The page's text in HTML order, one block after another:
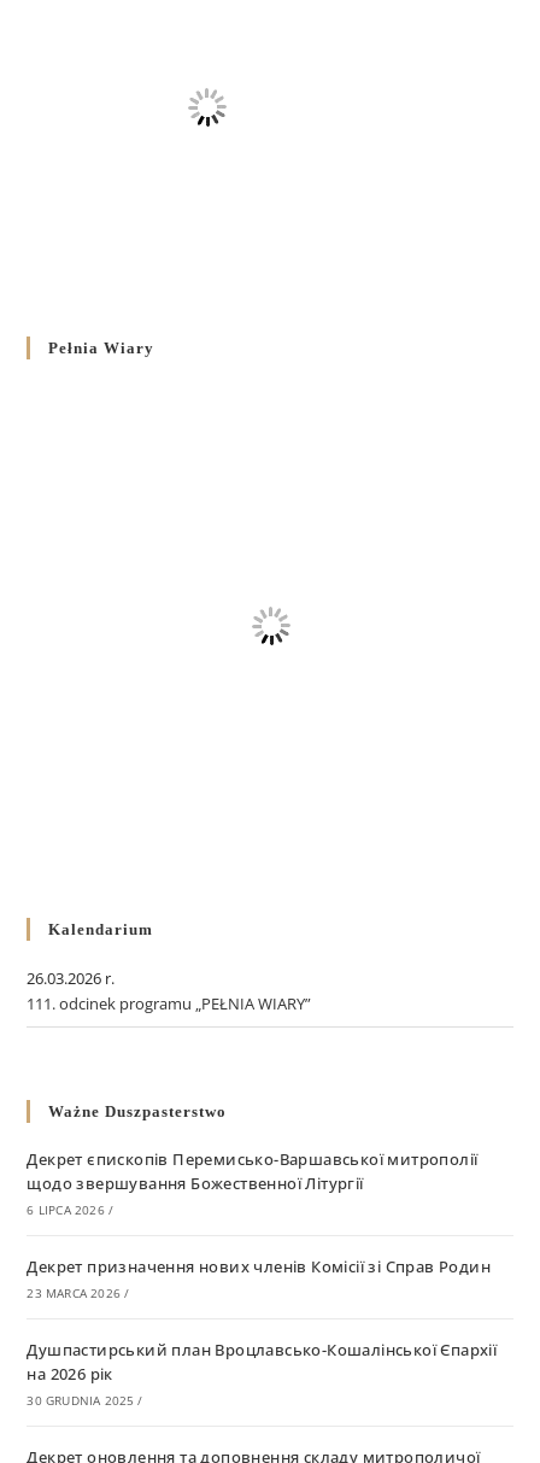
Pełnia Wiary
Kalendarium
26.03.2026 r.
111. odcinek programu „PEŁNIA WIARY”
Ważne Duszpasterstwo
Декрет єпископів Перемисько-Варшавської митрополії
щодо звершування Божественної Літургії
6 LIPCA 2026 /
Декрет призначення нових членів Комісії зі Справ Родин
23 MARCA 2026 /
Душпастирський план Вроцлавсько-Кошалінської Єпархії
на 2026 рік
30 GRUDNIA 2025 /
Декрет оновлення та доповнення складу митрополичої